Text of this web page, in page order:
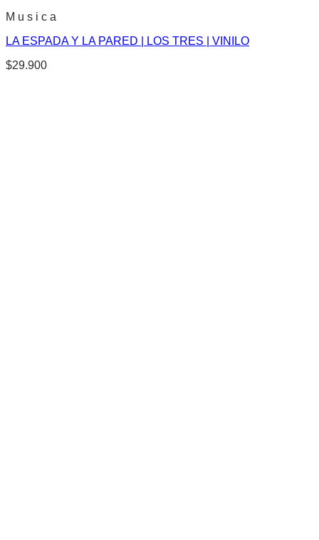
M u s i c a
LA ESPADA Y LA PARED | LOS TRES | VINILO
$29.900